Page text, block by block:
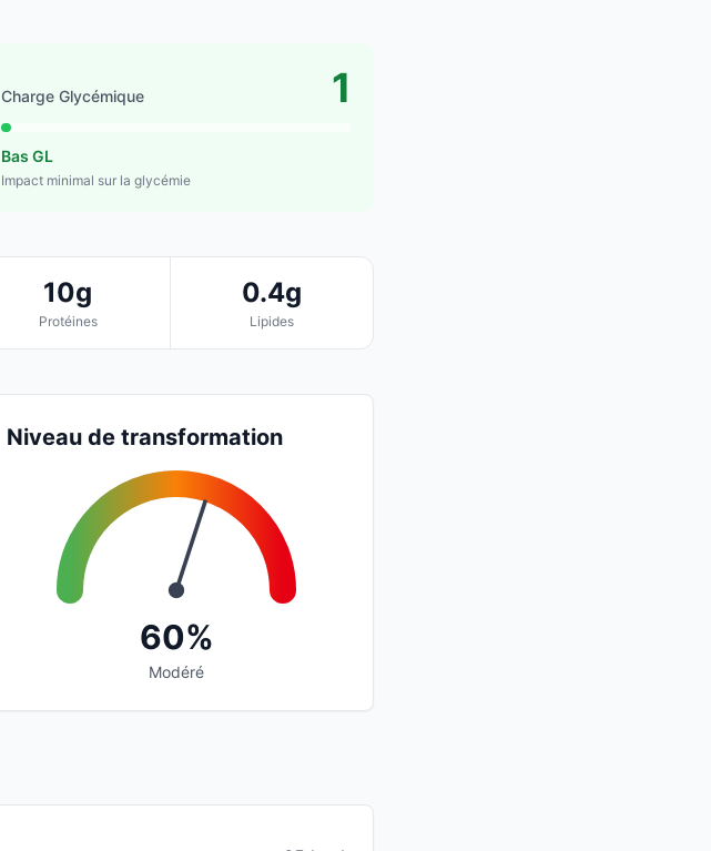
Charge Glycémique 1
Bas GL
Impact minimal sur la glycémie
10g
Protéines
0.4g
Lipides
Niveau de transformation
60%
Modéré